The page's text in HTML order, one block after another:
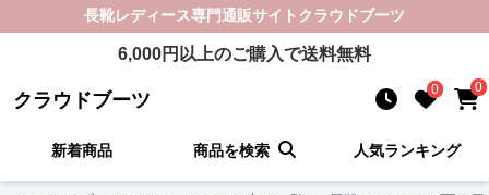
長靴レディース専門通販サイト クラウドブーツ
6,000円以上のご購入で送料無料
クラウドブーツ 0 0
新着商品 商品を検索 人気ランキング